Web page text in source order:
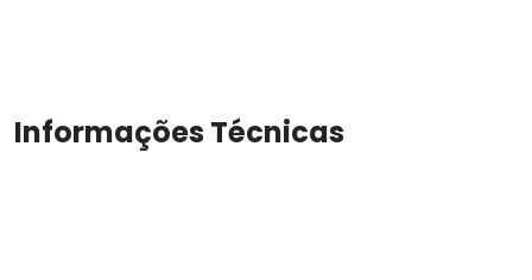
Informações Técnicas